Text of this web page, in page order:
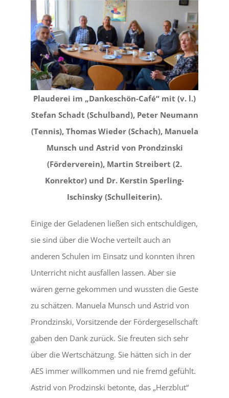
Plauderei im „Dankeschön-Café“ mit (v. l.)
Stefan Schadt (Schulband), Peter Neumann
(Tennis), Thomas Wieder (Schach), Manuela
Munsch und Astrid von Prondzinski
(Förderverein), Martin Streibert (2.
Konrektor) und Dr. Kerstin Sperling-
Ischinsky (Schulleiterin).
Einige der Geladenen ließen sich entschuldigen,
sie sind über die Woche verteilt auch an
anderen Schulen im Einsatz und konnten ihren
Unterricht nicht ausfallen lassen. Aber sie
wären gerne gekommen und wussten die Geste
zu schätzen. Manuela Munsch und Astrid von
Prondzinski, Vorsitzende der Fördergesellschaft
gaben den Dank zurück. Sie freuten sich sehr
über die Wertschätzung. Sie hätten sich in der
AES immer willkommen und nie fremd gefühlt.
Astrid von Prodzinski betonte, das „Herzblut“